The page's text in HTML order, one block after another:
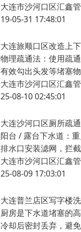
大连市沙河口区汇鑫
19-05-31 17:48:01
大连旅顺口区改造上
物理疏通法：使用疏
有效勾出头发等堵塞
大连市沙河口区汇鑫
25-08-10 02:45:01
大连沙河口区厕所疏
阳台 / 露台下水道：
排水口安装滤网，拦
大连市沙河口区汇鑫
25-08-09 17:03:01
大连普兰店区写字楼
厨房是下水道堵塞的
冷却后密封丢弃，避